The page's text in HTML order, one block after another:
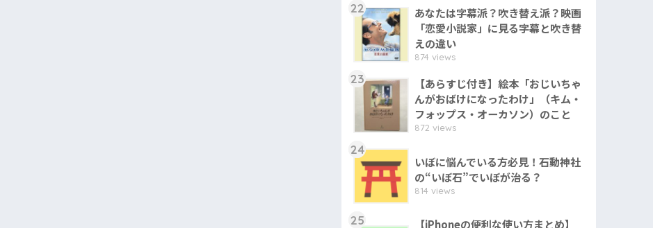
22
あなたは字幕派？吹き替え派？映画
「恋愛小説家」に見る字幕と吹き替
えの違い
874 views
23
【あらすじ付き】絵本「おじいちゃ
んがおばけになったわけ」（キム・
フォップス・オーカソン）のこと
872 views
24
いぼに悩んでいる方必見！石動神社
の“いぼ石”でいぼが治る？
814 views
25
【iPhoneの便利な使い方まとめ】